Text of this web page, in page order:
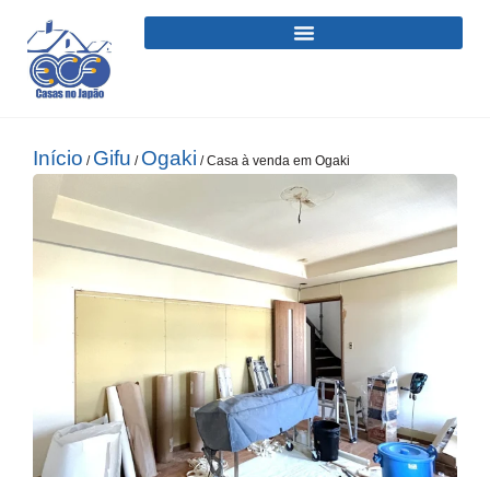
Início / Gifu / Ogaki / Casa à venda em Ogaki